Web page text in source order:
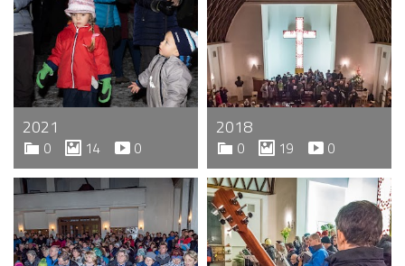
2021
0 14 0
2018
0 19 0